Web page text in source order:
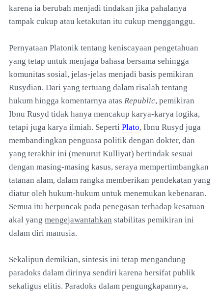
karena ia berubah menjadi tindakan jika pahalanya
tampak cukup atau ketakutan itu cukup mengganggu.
Pernyataan Platonik tentang keniscayaan pengetahuan
yang tetap untuk menjaga bahasa bersama sehingga
komunitas sosial, jelas-jelas menjadi basis pemikiran
Rusydian. Dari yang tertuang dalam risalah tentang
hukum hingga komentarnya atas Republic, pemikiran
Ibnu Rusyd tidak hanya mencakup karya-karya logika,
tetapi juga karya ilmiah. Seperti Plato, Ibnu Rusyd juga
membandingkan penguasa politik dengan dokter, dan
yang terakhir ini (menurut Kulliyat) bertindak sesuai
dengan masing-masing kasus, seraya mempertimbangkan
tatanan alam, dalam rangka memberikan pendekatan yang
diatur oleh hukum-hukum untuk menemukan kebenaran.
Semua itu berpuncak pada penegasan terhadap kesatuan
akal yang mengejawantahkan stabilitas pemikiran ini
dalam diri manusia.
Sekalipun demikian, sintesis ini tetap mengandung
paradoks dalam dirinya sendiri karena bersifat publik
sekaligus elitis. Paradoks dalam pengungkapannya,